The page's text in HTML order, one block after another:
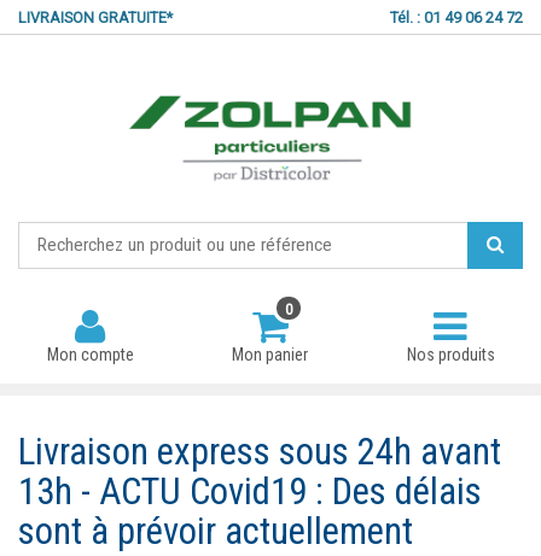
LIVRAISON GRATUITE* Tél. : 01 49 06 24 72
Mon compte
Mot de passe oublié ?
Ouvrir un compte
0
Mon panier Nos produits
Livraison express sous 24h avant
13h - ACTU Covid19 : Des délais
sont à prévoir actuellement